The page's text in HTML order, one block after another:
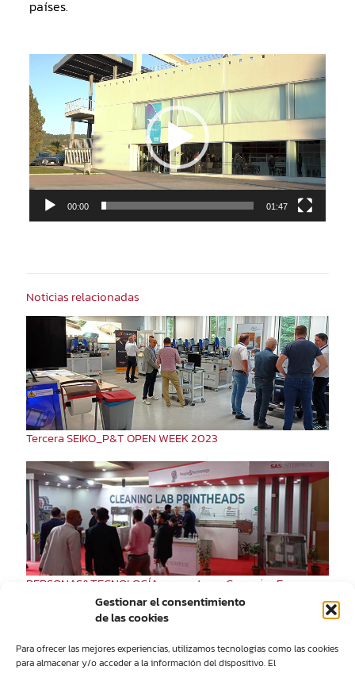
Gestionar el consentimiento
de las cookies
Para ofrecer las mejores experiencias, utilizamos tecnologías como las cookies
para almacenar y/o acceder a la información del dispositivo. El
países.
Reproductor
de
vídeo
00:00 01:47
Noticias relacionadas
Tercera SEIKO_P&T OPEN WEEK 2023
PERSONAS&TECNOLOGÍA presente en Ceramics Expo
Bangladesh 2022